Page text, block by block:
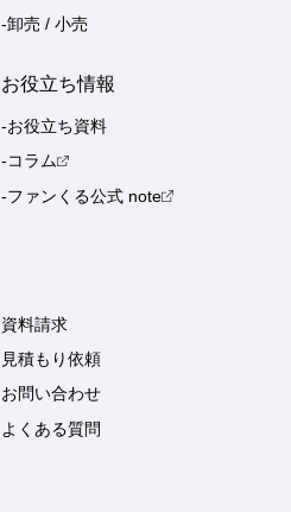
-卸売 / 小売
お役立ち情報
-お役立ち資料
-コラム
-ファンくる公式 note
資料請求
見積もり依頼
お問い合わせ
よくある質問